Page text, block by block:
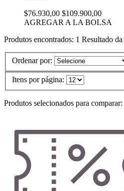
$76.930,00 $109.900,00
AGREGAR A LA BOLSA
Produtos encontrados: 1 Resultado
Ordenar por:
Itens por página:
Produtos selecionados para comparar: